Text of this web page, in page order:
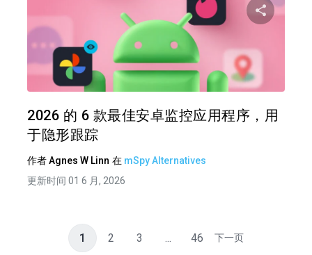
2026 的 6 款最佳安卓监控应用程序，用
于隐形跟踪
作者Agnes W Linn 在 mSpy Alternatives
更新时间 01 6 月, 2026
1 2 3 ... 46 下一页